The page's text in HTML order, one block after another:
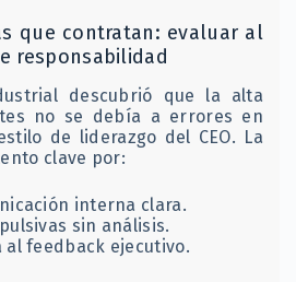
que contratan: evaluar al
responsabilidad
descubrió que la alta
no se debía a errores en
de liderazgo del CEO. La
clave por:
interna clara.
sin análisis.
al feedback ejecutivo.